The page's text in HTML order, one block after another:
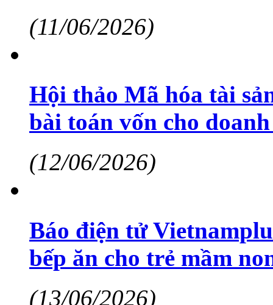
(11/06/2026)
Hội thảo Mã hóa tài
bài toán vốn cho
(12/06/2026)
Báo điện tử
bếp ăn cho trẻ mầm
(13/06/2026)